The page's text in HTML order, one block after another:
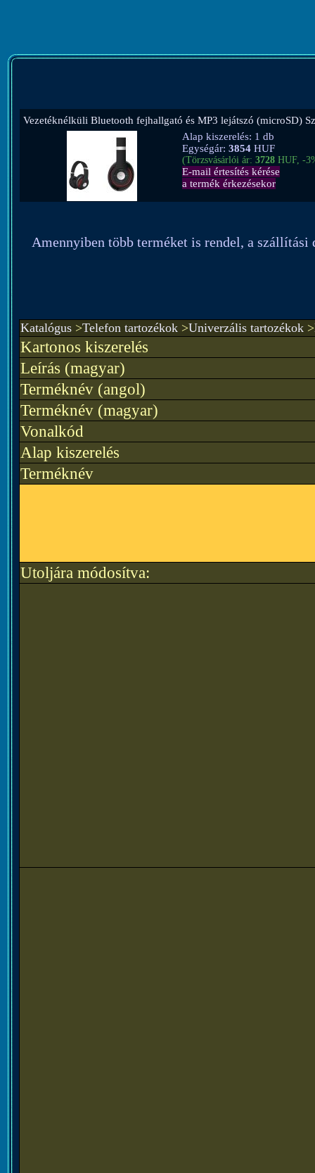
Vezetéknélküli Bluetooth fejhallgató és MP3 lejátszó (microSD)
Alap kiszerelés: 1 db
Egységár: 3854 HUF
(Törzsvásárlói ár: 3728 HUF, -
E-mail értesítés kérése
a termék érkezésekor
Amennyiben több terméket is rendel, a
Katalógus >Telefon tartozékok >Univerzális tartozékok >
Kartonos kiszerelés
Leírás (magyar)
Terméknév (angol)
Terméknév (magyar)
Vonalkód
Alap kiszerelés
Terméknév
Utoljára módosítva: